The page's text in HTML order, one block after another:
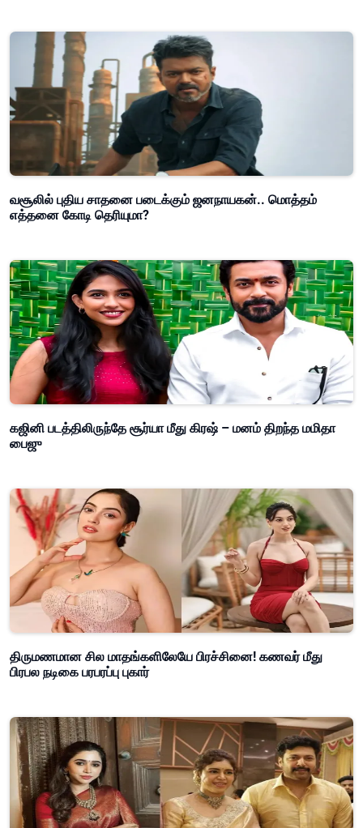
வசூலில் புதிய சாதனை படைக்கும் ஜனநாயகன்.. மொத்தம்
எத்தனை கோடி தெரியுமா?
கஜினி படத்திலிருந்தே சூர்யா மீது கிரஷ் – மனம் திறந்த மமிதா
பைஜு
திருமணமான சில மாதங்களிலேயே பிரச்சினை! கணவர் மீது
பிரபல நடிகை பரபரப்பு புகார்